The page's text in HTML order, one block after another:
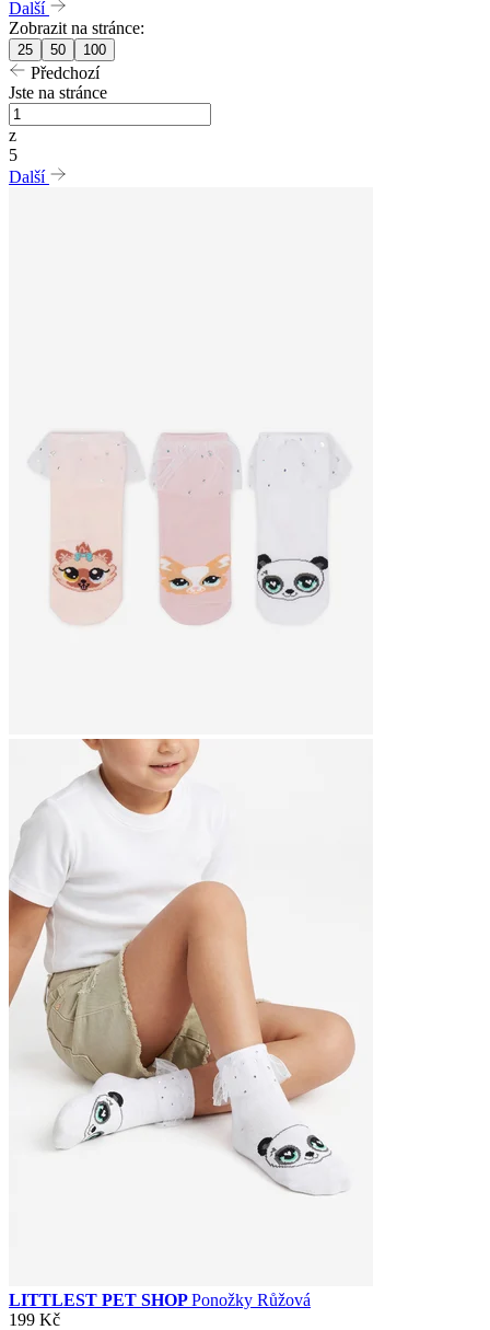
Další
Zobrazit na stránce:
25 50 100
Předchozí
Jste na stránce
z
5
Další
LITTLEST PET SHOPPonožky Růžová
199 Kč